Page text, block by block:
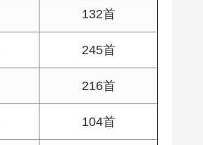
132首
245首
216首
104首